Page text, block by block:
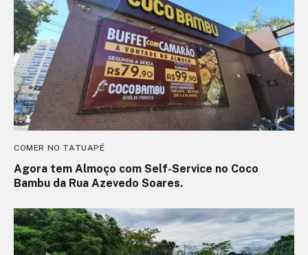
COMER NO TATUAPÉ
Agora tem Almoço com Self-Service no Coco
Bambu da Rua Azevedo Soares.